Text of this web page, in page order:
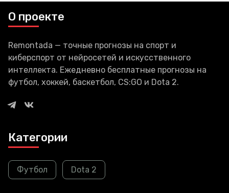
О проекте
Remontada — точные прогнозы на спорт и
киберспорт от нейросетей и искусственного
интеллекта. Ежедневно бесплатные прогнозы на
футбол, хоккей, баскетбол, CS:GO и Dota 2.
Категории
Футбол Dota 2